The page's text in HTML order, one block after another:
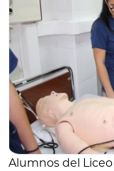
Alumnos del